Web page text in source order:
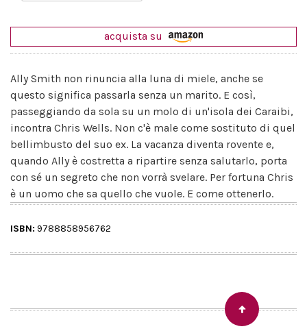
acquista su
Ally Smith non rinuncia alla luna di miele, anche se
questo significa passarla senza un marito. E così,
passeggiando da sola su un molo di un'isola dei Caraibi,
incontra Chris Wells. Non c'è male come sostituto di quel
bellimbusto del suo ex. La vacanza diventa rovente e,
quando Ally è costretta a ripartire senza salutarlo, porta
con sé un segreto che non vorrà svelare. Per fortuna Chris
è un uomo che sa quello che vuole. E come ottenerlo.
ISBN: 9788858956762